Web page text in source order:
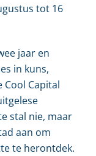
tot 16
jaar en
in kuns,
Capital
stal nie, maar
aan om
te herontdek.